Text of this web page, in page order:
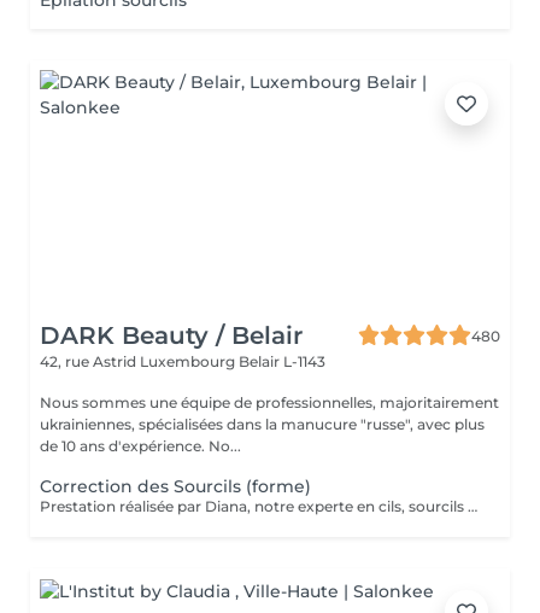
DARK Beauty / Belair
480
42, rue Astrid Luxembourg Belair L-1143
Nous sommes une équipe de professionnelles, majoritairement
ukrainiennes, spécialisées dans la manucure "russe", avec plus
de 10 ans d'expérience. No...
Correction des Sourcils (forme)
Prestation réalisée par Diana, notre experte en cils, sourcils et épilation, avec plus de 10 ans d'expérience, garantissant précision et résultats de haute qualité.